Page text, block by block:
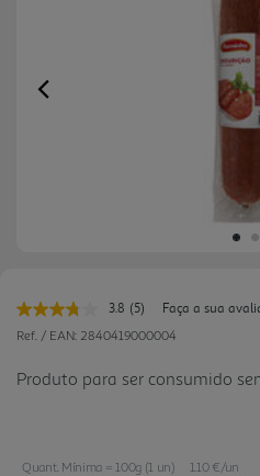
Previous
3.8 Leu
5
para
(5)
Faça a sua
Ref. / EAN: 2840419000004
Produto para ser consumido
Quant. Mínima = 100g (1 un) 1.10 €/un